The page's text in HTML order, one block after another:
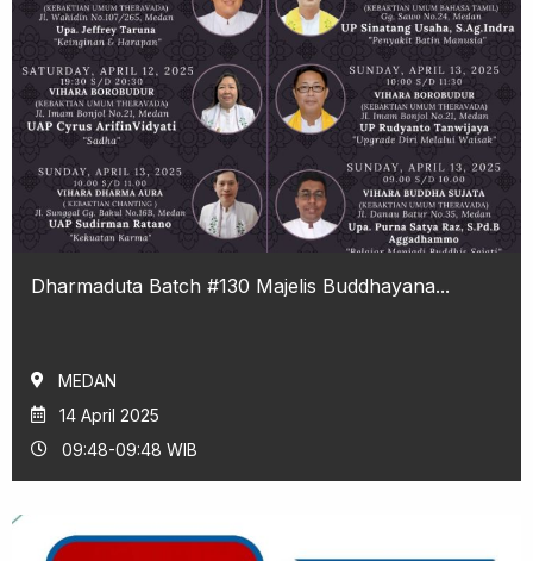
Dharmaduta Batch #130 Majelis Buddhayana...
MEDAN
14 April 2025
09:48-09:48 WIB